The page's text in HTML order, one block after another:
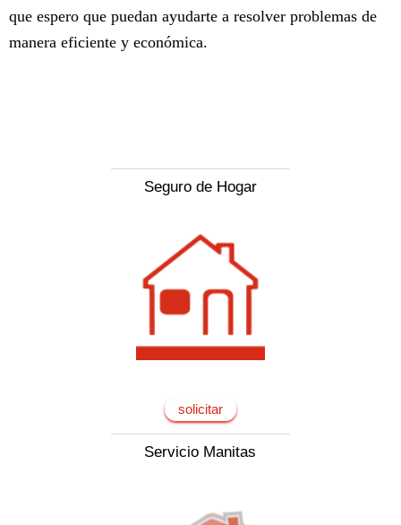
que espero que puedan ayudarte a resolver problemas de
manera eficiente y económica.
Seguro de Hogar
solicitar
Servicio Manitas